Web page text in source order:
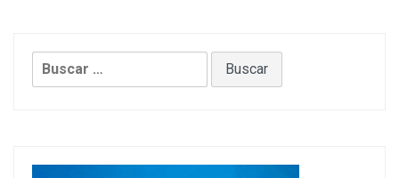
Buscar: